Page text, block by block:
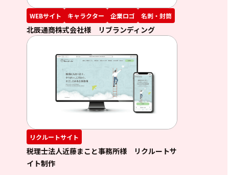
WEBサイト キャラクター 企業ロゴ 名刺・封筒
北辰通商株式会社様 リブランディング
リクルートサイト
税理士法人近藤まこと事務所様 リクルートサ
イト制作